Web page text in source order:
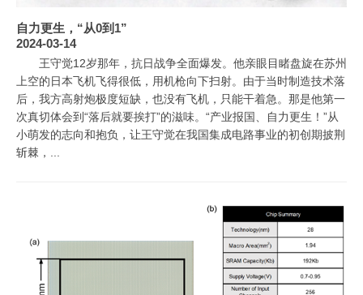
自力更生，“从0到1”
2024-03-14
王守觉12岁那年，抗日战争全面爆发。他亲眼目睹盘旋在苏州
上空的日本飞机飞得很低，用机枪向下扫射。由于当时制造技术落
后，我方高射炮极度短缺，也没有飞机，只能干着急。那是他第一
次真切体会到“落后就要挨打”的滋味。“产业报国、自力更生！”从
小萌发的志向和抱负，让王守觉在我国集成电路事业的初创期披荆
斩棘，...